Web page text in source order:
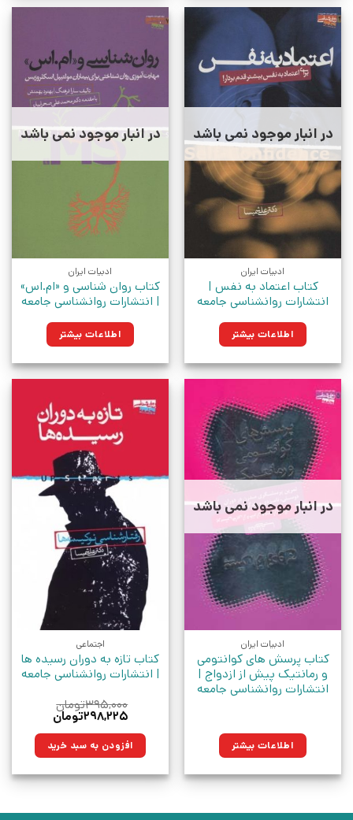
در انبار موجود نمی باشد
ادبیات ایران
کتاب اعتماد به نفس |
انتشارات روانشناسی جامعه
اطلاعات بیشتر
در انبار موجود نمی باشد
ادبیات ایران
کتاب روان شناسی و «ام.اس»
| انتشارات روانشناسی جامعه
اطلاعات بیشتر
در انبار موجود نمی باشد
ادبیات ایران
کتاب پرسش های کوانتومی
و رمانتیک پیش از ازدواج |
انتشارات روانشناسی جامعه
اطلاعات بیشتر
اجتماعی
کتاب تازه به دوران رسیده ها
| انتشارات روانشناسی جامعه
۳۹۵,۰۰۰تومان
قیمت
۳۹۵,۰۰۰تومان
بود.
۲۹۸,۲۲۵تومان
۲۹۸,۲۲۵تومان.افزودن به سبد خرید